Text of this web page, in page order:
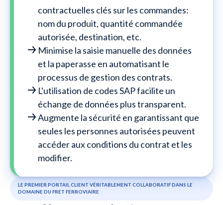
contractuelles clés sur les commandes:
nom du produit, quantité commandée
autorisée, destination, etc.
Minimise la saisie manuelle des données
et la paperasse en automatisant le
processus de gestion des contrats.
L'utilisation de codes SAP facilite un
échange de données plus transparent.
Augmente la sécurité en garantissant que
seules les personnes autorisées peuvent
accéder aux conditions du contrat et les
modifier.
LE PREMIER PORTAIL CLIENT VÉRITABLEMENT COLLABORATIF DANS LE
DOMAINE DU FRET FERROVIAIRE